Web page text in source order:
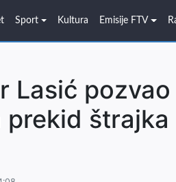
Sport Kultura Emisije FTV
Lasić
prekid